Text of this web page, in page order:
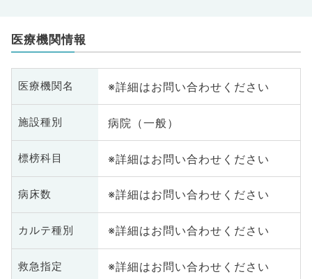
医療機関情報
医療機関名 ※詳細はお問い合わせください
施設種別 病院（一般）
標榜科目 ※詳細はお問い合わせください
病床数 ※詳細はお問い合わせください
カルテ種別 ※詳細はお問い合わせください
救急指定 ※詳細はお問い合わせください